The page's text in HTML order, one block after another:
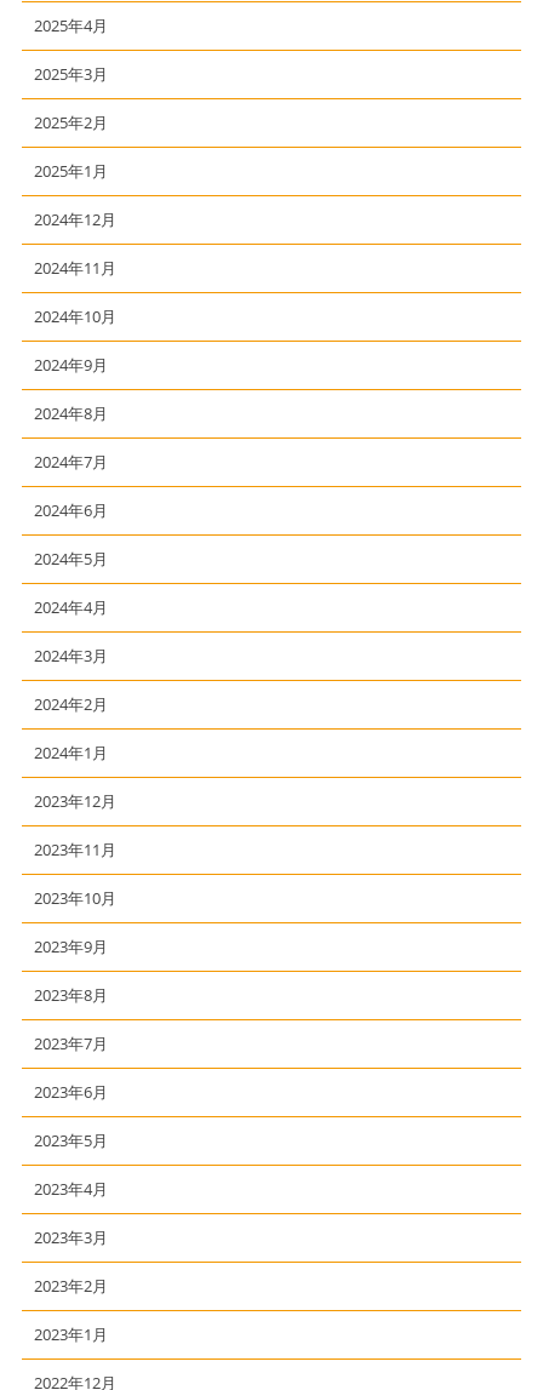
2025年4月
2025年3月
2025年2月
2025年1月
2024年12月
2024年11月
2024年10月
2024年9月
2024年8月
2024年7月
2024年6月
2024年5月
2024年4月
2024年3月
2024年2月
2024年1月
2023年12月
2023年11月
2023年10月
2023年9月
2023年8月
2023年7月
2023年6月
2023年5月
2023年4月
2023年3月
2023年2月
2023年1月
2022年12月